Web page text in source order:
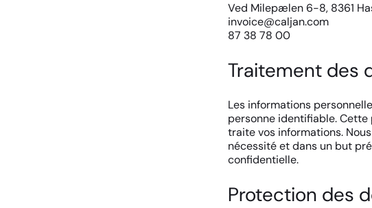
Ved Milepælen 6-8, 8361
invoice@caljan.com
87 38 78 00
Traitement des
Les informations
personne identifiable.
traite vos informations.
nécessité et dans un but
confidentielle.
Protection des